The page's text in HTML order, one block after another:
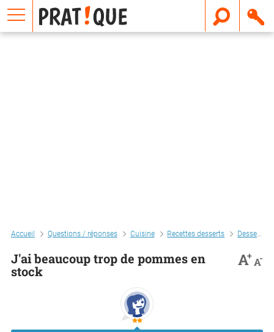
Accueil Questions / réponses Cuisine Recettes desserts Desserts aux fruits
J'ai beaucoup trop de pommes en
stock
A+A-
E
m
a